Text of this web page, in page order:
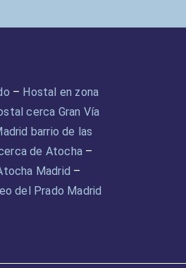
– Hostal en zona
cerca Gran Vía
barrio de las
de Atocha –
Madrid –
del Prado Madrid